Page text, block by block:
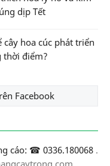
dịp Tết
cây hoa cúc phát triển
thời điểm?
Facebook
cáo: ☎ 0336.180068 .